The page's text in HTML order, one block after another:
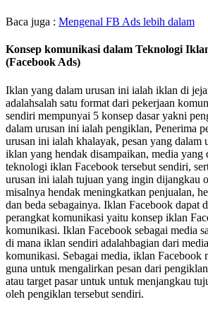
Baca juga : Mengenal FB Ads lebih dalam
Konsep komunikasi dalam Teknologi
(Facebook Ads)
Iklan yang dalam urusan ini ialah iklan di
adalahsalah satu format dari pekerjaan
sendiri mempunyai 5 konsep dasar yakni
dalam urusan ini ialah pengiklan, Penerima
urusan ini ialah khalayak, pesan yang dalam
iklan yang hendak disampaikan, media yang
teknologi iklan Facebook tersebut sendiri,
urusan ini ialah tujuan yang ingin dijangkau
misalnya hendak meningkatkan penjualan,
dan beda sebagainya. Iklan Facebook dapat
perangkat komunikasi yaitu konsep iklan
komunikasi. Iklan Facebook sebagai media
di mana iklan sendiri adalahbagian dari
komunikasi. Sebagai media, iklan Facebook
guna untuk mengalirkan pesan dari
atau target pasar untuk untuk menjangkau
oleh pengiklan tersebut sendiri.